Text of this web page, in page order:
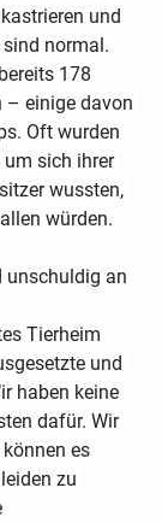
und
normal.
178
– einige davon
Oft wurden
um sich ihrer
wussten,
würden.
unschuldig an
Tierheim
und
haben keine
dafür. Wir
es
zu